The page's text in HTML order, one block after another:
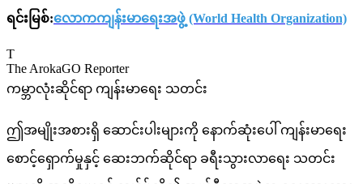
ရင်းမြစ်:လောကကျန်းမာရေးအဖွဲ့ (World Health Organization)
T
The ArokaGO Reporter
ကမ္ဘာလုံးဆိုင်ရာ ကျန်းမာရေး သတင်း
ဤအမျိုးအစားရှိ ဆောင်းပါးများကို နောက်ဆုံးပေါ် ကျန်းမာရေး
စောင့်ရှောက်မှုနှင့် ဆေးဘက်ဆိုင်ရာ ခရီးသွားလာရေး သတင်း